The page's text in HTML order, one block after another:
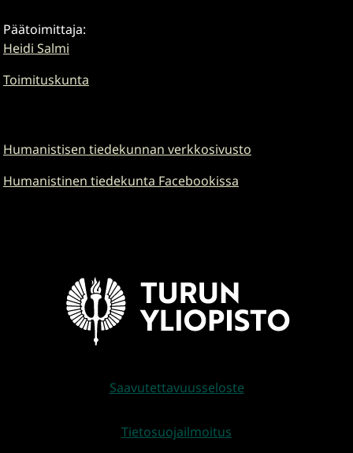
Päätoimittaja:
Heidi Salmi
Toimituskunta
Humanistisen tiedekunnan verkkosivusto
Humanistinen tiedekunta Facebookissa
Saavutettavuusseloste
Tietosuojailmoitus